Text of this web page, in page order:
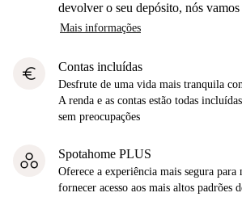
devolver o seu depósito, nós
Mais informações
euro Contas incluídas
Desfrute de uma vida mais tranquila
A renda e as contas estão todas
sem preocupações
Spotahome PLUS
Oferece a experiência mais segura para
fornecer acesso aos mais altos padrões